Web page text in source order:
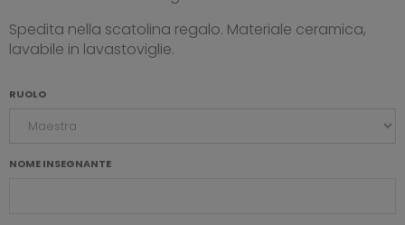
Spedita nella scatolina regalo. Materiale ceramica,
lavabile in lavastoviglie.
RUOLO
NOME INSEGNANTE